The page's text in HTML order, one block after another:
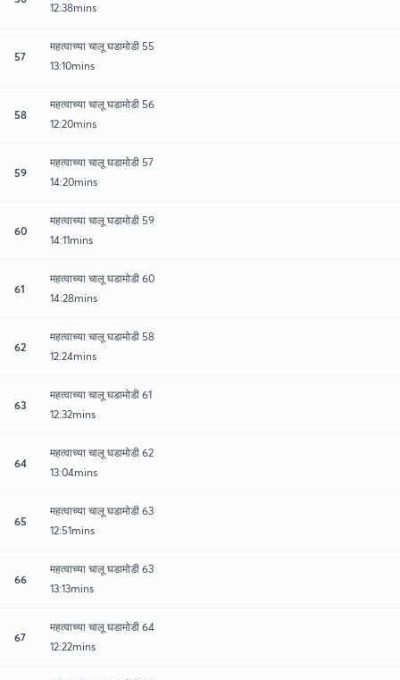
12:38mins
57
महत्वाच्या चालू घडामोडी 55
13:10mins
58
महत्वाच्या चालू घडामोडी 56
12:20mins
59
महत्वाच्या चालू घडामोडी 57
14:20mins
60
महत्वाच्या चालू घडामोडी 59
14:11mins
61
महत्वाच्या चालू घडामोडी 60
14:28mins
62
महत्वाच्या चालू घडामोडी 58
12:24mins
63
महत्वाच्या चालू घडामोडी 61
12:32mins
64
महत्वाच्या चालू घडामोडी 62
13:04mins
65
महत्वाच्या चालू घडामोडी 63
12:51mins
66
महत्वाच्या चालू घडामोडी 63
13:13mins
67
महत्वाच्या चालू घडामोडी 64
12:22mins